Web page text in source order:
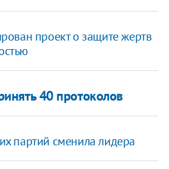
проект о защите жертв
40 протоколов
партий сменила лидера